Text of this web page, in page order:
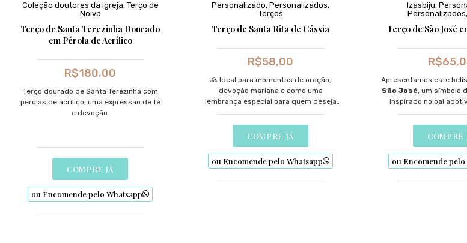
Coleção doutores da igreja, Terço de
Noiva
Terço de Santa Terezinha Dourado
em Pérola de Acrílico
R$180,00
Terço dourado de Santa Terezinha com
pérolas de acrílico, uma expressão de fé
e devoção.
COMPRE JÁ
ou Encomende pelo Whatsapp
Personalizado, Personalizados,
Terços
Terço de Santa Rita de Cássia
R$58,00
🙏 Ideal para momentos de oração,
devoção mariana e como uma
lembrança especial para quem deseja
fortalecer sua fé com um terço de alta
qualidade e design exclusivo.
COMPRE JÁ
ou Encomende pelo Whatsapp
Izasbiju,
Personalizados,
Terço de São José
R$
Apresentamos este
São José, um símbolo
inspirado no pai
padroeiro das famílias
COMPRE
ou Encomende pelo